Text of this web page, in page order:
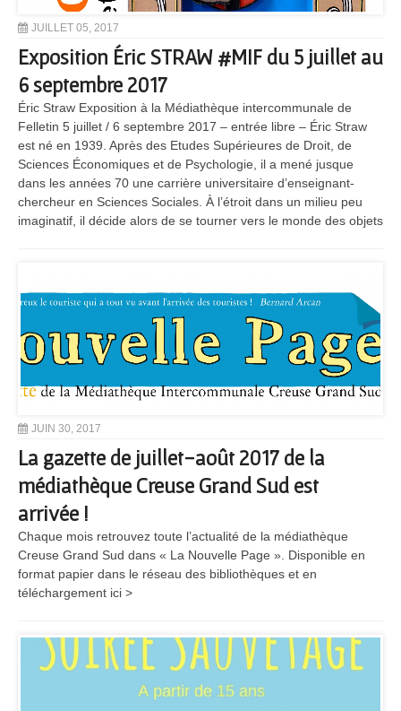
JUILLET 05, 2017
Exposition Éric STRAW #MIF du 5 juillet au
6 septembre 2017
Éric Straw Exposition à la Médiathèque intercommunale de
Felletin 5 juillet / 6 septembre 2017 – entrée libre – Éric Straw
est né en 1939. Après des Etudes Supérieures de Droit, de
Sciences Économiques et de Psychologie, il a mené jusque
dans les années 70 une carrière universitaire d’enseignant-
chercheur en Sciences Sociales. À l’étroit dans un milieu peu
imaginatif, il décide alors de se tourner vers le monde des objets
JUIN 30, 2017
La gazette de juillet-août 2017 de la
médiathèque Creuse Grand Sud est
arrivée !
Chaque mois retrouvez toute l’actualité de la médiathèque
Creuse Grand Sud dans « La Nouvelle Page ». Disponible en
format papier dans le réseau des bibliothèques et en
téléchargement ici >